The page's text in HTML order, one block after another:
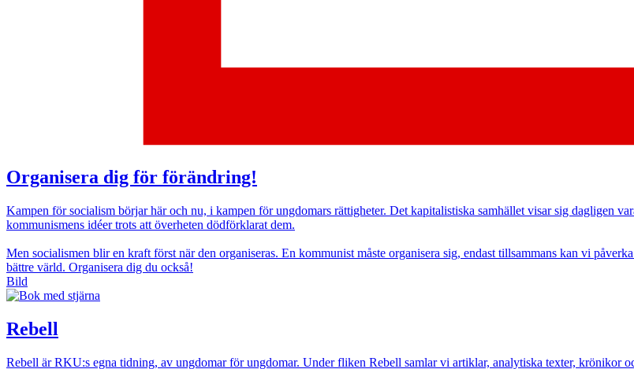
Organisera dig för förändring!
Kampen för socialism börjar här och nu, i kampen för ungdomars rättigheter. Det kapitalistiska samhället visar sig dagligen
kommunismens idéer trots att överheten dödförklarat dem.
Men socialismen blir en kraft först när den organiseras. En kommunist måste organisera sig, endast tillsammans kan vi
bättre värld. Organisera dig du också!
Bild
Rebell
Rebell är RKU:s egna tidning, av ungdomar för ungdomar. Under fliken Rebell samlar vi artiklar, analytiska texter, krönikor